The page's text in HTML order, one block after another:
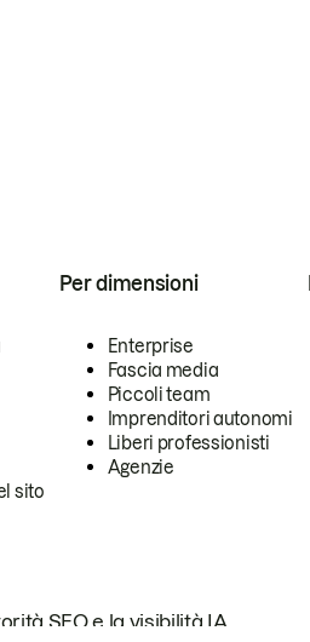
sito
Per dimensioni
Enterprise
Fascia media
Piccoli team
Imprenditori autonomi
Liberi professionisti
Agenzie
SEO e la visibilità IA.